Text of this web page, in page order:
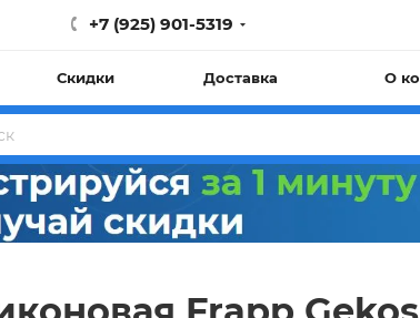
+7 (925) 901-5319
Скидки Доставка О